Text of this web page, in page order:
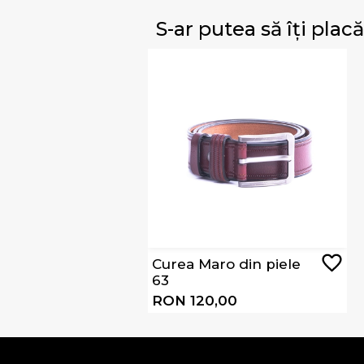
S-ar putea să îți
Curea Maro din piele
63
RON 120,00